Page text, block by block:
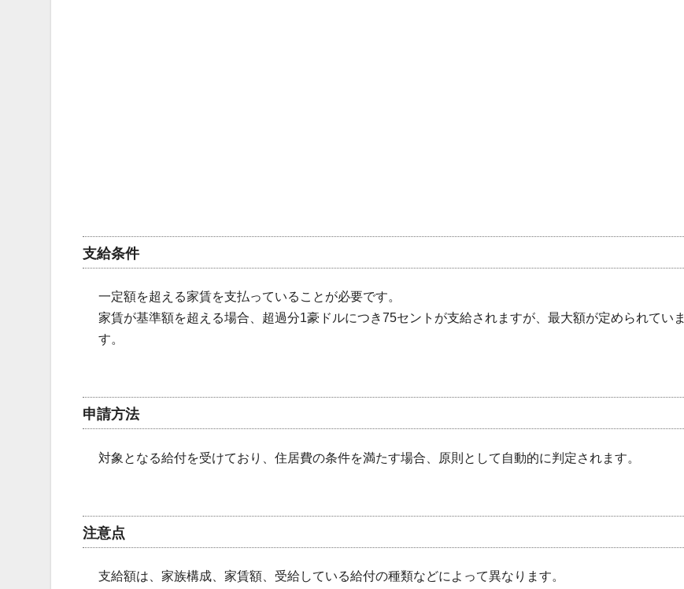
支給条件
一定額を超える家賃を支払っていることが必要です。
家賃が基準額を超える場合、超過分1豪ドルにつき75セントが支給されますが、最大額が定められていま
す。
申請方法
対象となる給付を受けており、住居費の条件を満たす場合、原則として自動的に判定されます。
注意点
支給額は、家族構成、家賃額、受給している給付の種類などによって異なります。